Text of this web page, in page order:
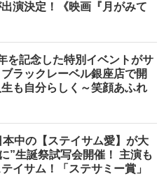
演決定！《映画『月がみて
を記念した特別イベントがサ
ラックレーベル銀座店で開
も自分らしく～笑顔あふれ
本中の【ステイサム愛】が大
”生誕祭試写会開催！ 主演も
イサム！「ステサミー賞」